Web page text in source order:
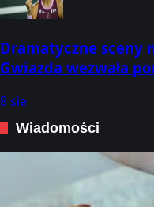
Dramatyczne sceny
Gwiazda wezwała
8 sie